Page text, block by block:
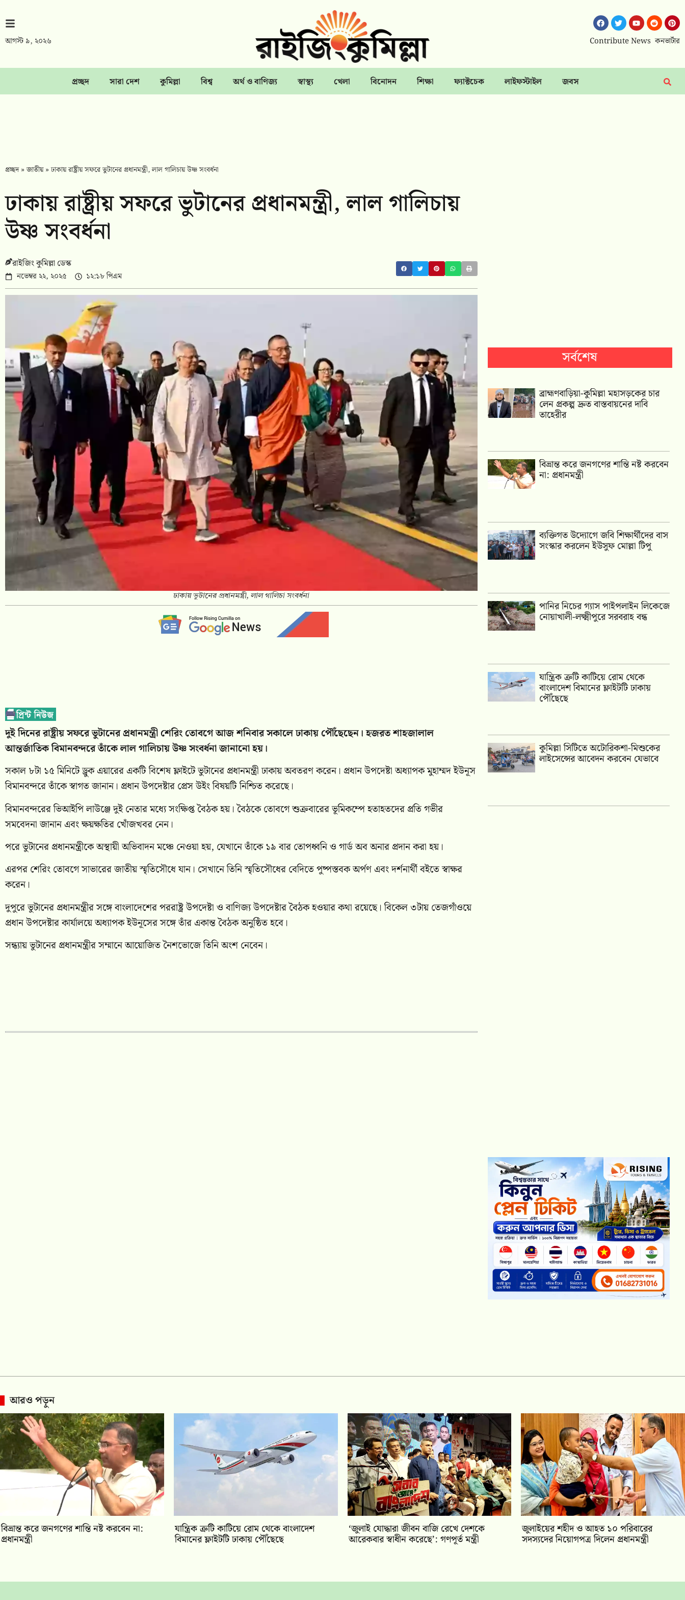
আগস্ট ৯, ২০২৬ Contribute News কনভার্টার
প্রচ্ছদ সারা দেশ কুমিল্লা বিশ্ব অর্থ ও বাণিজ্য স্বাস্থ্য খেলা বিনোদন শিক্ষা ফ্যাক্টচেক লাইফস্টাইল জবস
প্রচ্ছদ»জাতীয়»ঢাকায় রাষ্ট্রীয় সফরে ভুটানের প্রধানমন্ত্রী, লাল গালিচায় উষ্ণ সংবর্ধনা
ঢাকায় রাষ্ট্রীয় সফরে ভুটানের প্রধানমন্ত্রী, লাল গালিচায়
উষ্ণ সংবর্ধনা
রাইজিং কুমিল্লা ডেস্ক
নভেম্বর ২২, ২০২৫ ১২:১৮ পিএম
ঢাকায় ভুটানের প্রধানমন্ত্রী, লাল গালিচা সংবর্ধনা
দুই দিনের রাষ্ট্রীয় সফরে ভুটানের প্রধানমন্ত্রী শেরিং তোবগে আজ শনিবার সকালে ঢাকায় পৌঁছেছেন। হজরত শাহজালাল
আন্তর্জাতিক বিমানবন্দরে তাঁকে লাল গালিচায় উষ্ণ সংবর্ধনা জানানো হয়।
সকাল ৮টা ১৫ মিনিটে ড্রুক এয়ারের একটি বিশেষ ফ্লাইটে ভুটানের প্রধানমন্ত্রী ঢাকায় অবতরণ করেন। প্রধান উপদেষ্টা অধ্যাপক মুহাম্মদ ইউনূস
বিমানবন্দরে তাঁকে স্বাগত জানান। প্রধান উপদেষ্টার প্রেস উইং বিষয়টি নিশ্চিত করেছে।
বিমানবন্দরের ভিআইপি লাউঞ্জে দুই নেতার মধ্যে সংক্ষিপ্ত বৈঠক হয়। বৈঠকে তোবগে শুক্রবারের ভূমিকম্পে হতাহতদের প্রতি গভীর
সমবেদনা জানান এবং ক্ষয়ক্ষতির খোঁজখবর নেন।
পরে ভুটানের প্রধানমন্ত্রীকে অস্থায়ী অভিবাদন মঞ্চে নেওয়া হয়, যেখানে তাঁকে ১৯ বার তোপধ্বনি ও গার্ড অব অনার প্রদান করা হয়।
এরপর শেরিং তোবগে সাভারের জাতীয় স্মৃতিসৌধে যান। সেখানে তিনি স্মৃতিসৌধের বেদিতে পুষ্পস্তবক অর্পণ এবং দর্শনার্থী বইতে স্বাক্ষর
করেন।
দুপুরে ভুটানের প্রধানমন্ত্রীর সঙ্গে বাংলাদেশের পররাষ্ট্র উপদেষ্টা ও বাণিজ্য উপদেষ্টার বৈঠক হওয়ার কথা রয়েছে। বিকেল ৩টায় তেজগাঁওয়ে
প্রধান উপদেষ্টার কার্যালয়ে অধ্যাপক ইউনূসের সঙ্গে তাঁর একান্ত বৈঠক অনুষ্ঠিত হবে।
সন্ধ্যায় ভুটানের প্রধানমন্ত্রীর সম্মানে আয়োজিত নৈশভোজে তিনি অংশ নেবেন।
সর্বশেষ
ব্রাহ্মণবাড়িয়া-কুমিল্লা মহাসড়কের চার
লেন প্রকল্প দ্রুত বাস্তবায়নের দাবি
তাহেরীর
বিভ্রান্ত করে জনগণের শান্তি নষ্ট করবেন
না: প্রধানমন্ত্রী
ব্যক্তিগত উদ্যোগে জবি শিক্ষার্থীদের বাস
সংস্কার করলেন ইউসুফ মোল্লা টিপু
পানির নিচের গ্যাস পাইপলাইন লিকেজে
নোয়াখালী-লক্ষ্মীপুরে সরবরাহ বন্ধ
যান্ত্রিক ত্রুটি কাটিয়ে রোম থেকে
বাংলাদেশ বিমানের ফ্লাইটটি ঢাকায়
পৌঁছেছে
কুমিল্লা সিটিতে অটোরিকশা-মিশুকের
লাইসেন্সের আবেদন করবেন যেভাবে
আরও পড়ুন
বিভ্রান্ত করে জনগণের শান্তি নষ্ট করবেন না:
প্রধানমন্ত্রী
যান্ত্রিক ত্রুটি কাটিয়ে রোম থেকে বাংলাদেশ
বিমানের ফ্লাইটটি ঢাকায় পৌঁছেছে
‘জুলাই যোদ্ধারা জীবন বাজি রেখে দেশকে
আরেকবার স্বাধীন করেছে’: গণপূর্ত মন্ত্রী
জুলাইয়ের শহীদ ও আহত ১০ পরিবারের
সদস্যদের নিয়োগপত্র দিলেন প্রধানমন্ত্রী